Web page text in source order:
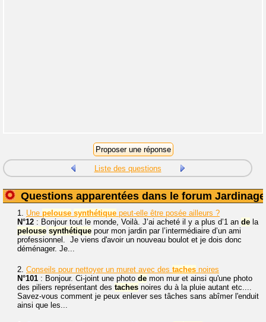
Liste des questions
Questions apparentées dans le forum Jardinage
1. Une pelouse synthétique peut-elle être posée ailleurs ?
N°12 : Bonjour tout le monde, Voilà. J’ai acheté il y a plus d’1 an de la
pelouse synthétique pour mon jardin par l’intermédiaire d’un ami
professionnel. Je viens d'avoir un nouveau boulot et je dois donc
déménager. Je...
2. Conseils pour nettoyer un muret avec des taches noires
N°101 : Bonjour. Ci-joint une photo de mon mur et ainsi qu'une photo
des piliers représentant des taches noires du à la pluie autant etc....
Savez-vous comment je peux enlever ses tâches sans abîmer l'enduit
ainsi que les...